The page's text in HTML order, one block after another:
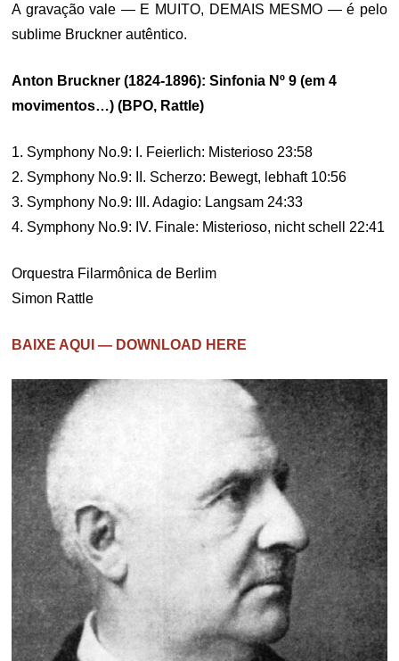
A gravação vale — E MUITO, DEMAIS MESMO — é pelo
sublime Bruckner autêntico.
Anton Bruckner (1824-1896): Sinfonia Nº 9 (em 4
movimentos…) (BPO, Rattle)
1. Symphony No.9: I. Feierlich: Misterioso 23:58
2. Symphony No.9: II. Scherzo: Bewegt, lebhaft 10:56
3. Symphony No.9: III. Adagio: Langsam 24:33
4. Symphony No.9: IV. Finale: Misterioso, nicht schell 22:41
Orquestra Filarmônica de Berlim
Simon Rattle
BAIXE AQUI — DOWNLOAD HERE